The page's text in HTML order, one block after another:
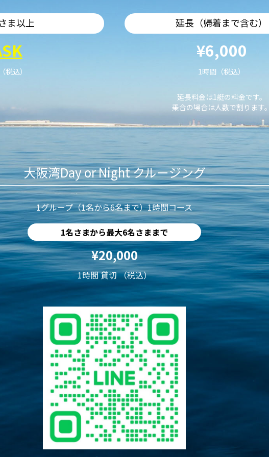
ま以上
税込）
延長（帰着まで含む）
¥6,000
1時間（税込）
延長料金は1艇の料金です。
乗合の場合は人数で割ります。
大阪湾Day or Night クルージング
1グループ（1名から6名まで）1時間コース
1名さまから最大6名さままで
¥20,000
1時間 貸切 （税込）